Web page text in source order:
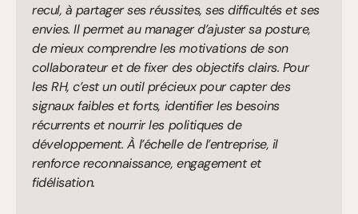
recul, à partager ses réussites, ses difficultés et ses
envies. Il permet au manager d’ajuster sa posture,
de mieux comprendre les motivations de son
collaborateur et de fixer des objectifs clairs. Pour
les RH, c’est un outil précieux pour capter des
signaux faibles et forts, identifier les besoins
récurrents et nourrir les politiques de
développement. À l’échelle de l’entreprise, il
renforce reconnaissance, engagement et
fidélisation.